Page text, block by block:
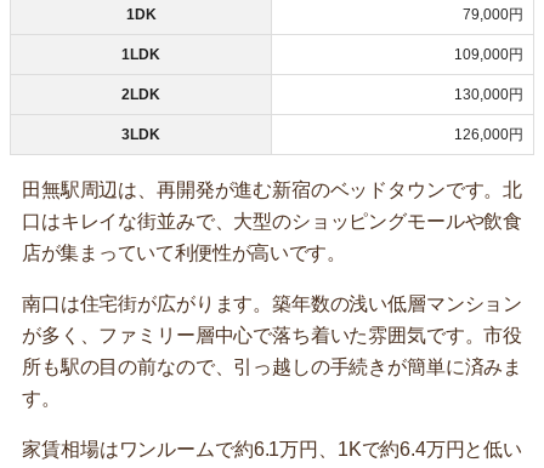
1DK 79,000円
1LDK 109,000円
2LDK 130,000円
3LDK 126,000円
田無駅周辺は、再開発が進む新宿のベッドタウンです。北
口はキレイな街並みで、大型のショッピングモールや飲食
店が集まっていて利便性が高いです。
南口は住宅街が広がります。築年数の浅い低層マンション
が多く、ファミリー層中心で落ち着いた雰囲気です。市役
所も駅の目の前なので、引っ越しの手続きが簡単に済みま
す。
家賃相場はワンルームで約6.1万円、1Kで約6.4万円と低い